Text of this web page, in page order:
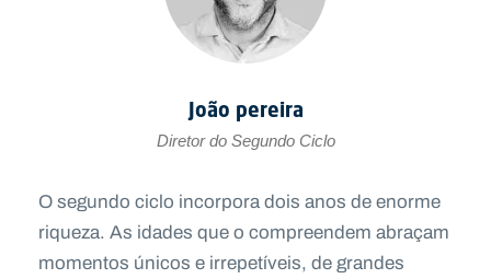
João pereira
Diretor do Segundo Ciclo
O segundo ciclo incorpora dois anos de enorme
riqueza. As idades que o compreendem abraçam
momentos únicos e irrepetíveis, de grandes